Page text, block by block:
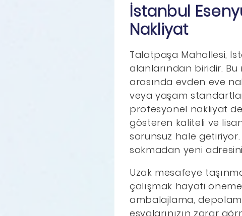
İstanbul
Nakliyat
Talatpaşa Mahallesi,
alanlarından biridir.
arasında evden eve
veya yaşam
profesyonel nakliyat
gösteren kaliteli ve
sorunsuz hale
sokmadan yeni
Uzak mesafeye
çalışmak hayati
ambalajlama,
eşyalarınızın zarar